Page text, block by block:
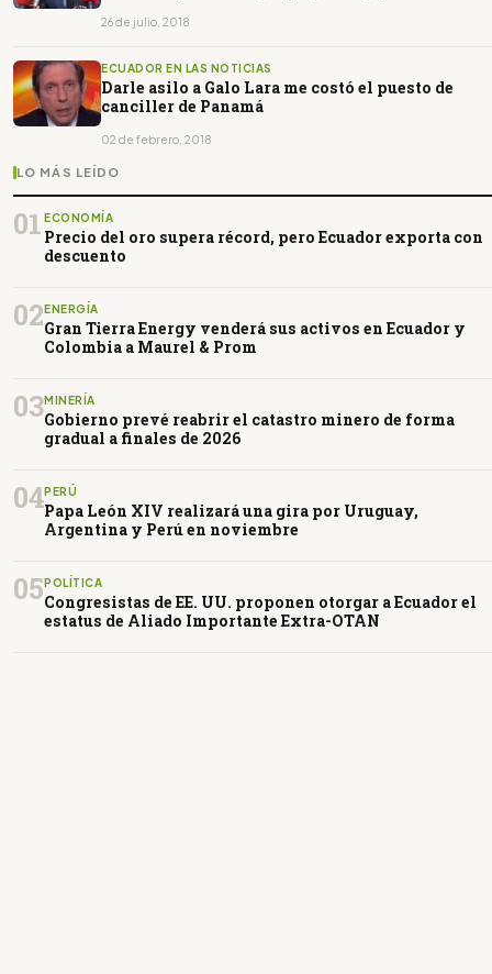
Publicado el: 7/26/2018 Interamerican Institute
que juicio y prisión a Galo Lara son el resultado
de persecución política
26 de julio, 2018
ECUADOR EN LAS NOTICIAS
Darle asilo a Galo Lara me costó el puesto de
canciller de Panamá
02 de febrero, 2018
LO MÁS LEÍDO
01 ECONOMÍA
Precio del oro supera récord, pero Ecuador exporta con
descuento
02ENERGÍA
Gran Tierra Energy venderá sus activos en Ecuador y
Colombia a Maurel & Prom
03MINERÍA
Gobierno prevé reabrir el catastro minero de forma
gradual a finales de 2026
04PERÚ
Papa León XIV realizará una gira por Uruguay,
Argentina y Perú en noviembre
05POLÍTICA
Congresistas de EE. UU. proponen otorgar a Ecuador el
estatus de Aliado Importante Extra-OTAN